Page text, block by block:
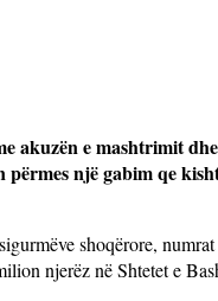
akuzën e mashtrimit
një gabim qe
shoqërore,
njerëz në Shtetet e